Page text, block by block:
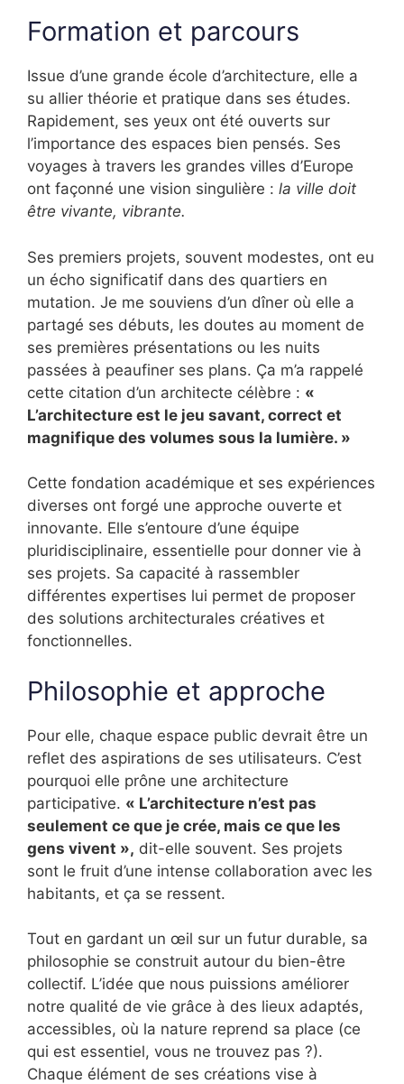
Formation et parcours
Issue d’une grande école d’architecture, elle a
su allier théorie et pratique dans ses études.
Rapidement, ses yeux ont été ouverts sur
l’importance des espaces bien pensés. Ses
voyages à travers les grandes villes d’Europe
ont façonné une vision singulière : la ville doit
être vivante, vibrante.
Ses premiers projets, souvent modestes, ont eu
un écho significatif dans des quartiers en
mutation. Je me souviens d’un dîner où elle a
partagé ses débuts, les doutes au moment de
ses premières présentations ou les nuits
passées à peaufiner ses plans. Ça m’a rappelé
cette citation d’un architecte célèbre : «
L’architecture est le jeu savant, correct et
magnifique des volumes sous la lumière. »
Cette fondation académique et ses expériences
diverses ont forgé une approche ouverte et
innovante. Elle s’entoure d’une équipe
pluridisciplinaire, essentielle pour donner vie à
ses projets. Sa capacité à rassembler
différentes expertises lui permet de proposer
des solutions architecturales créatives et
fonctionnelles.
Philosophie et approche
Pour elle, chaque espace public devrait être un
reflet des aspirations de ses utilisateurs. C’est
pourquoi elle prône une architecture
participative. « L’architecture n’est pas
seulement ce que je crée, mais ce que les
gens vivent », dit-elle souvent. Ses projets
sont le fruit d’une intense collaboration avec les
habitants, et ça se ressent.
Tout en gardant un œil sur un futur durable, sa
philosophie se construit autour du bien-être
collectif. L’idée que nous puissions améliorer
notre qualité de vie grâce à des lieux adaptés,
accessibles, où la nature reprend sa place (ce
qui est essentiel, vous ne trouvez pas ?).
Chaque élément de ses créations vise à